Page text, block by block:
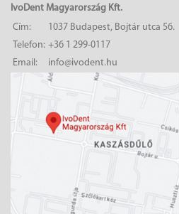
IvoDent Magyarország Kft.
Cím:
1037 Budapest, Bojtár utca 56.
Telefon: +36 1 299-0117
Email:
info@ivodent.hu